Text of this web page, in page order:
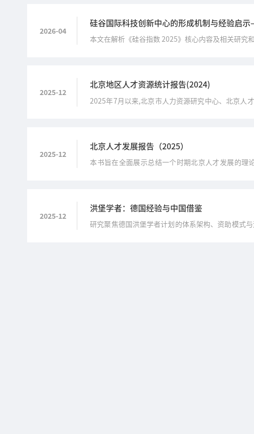
2026-04
硅谷国际科技创新中心的形成机制与经验启
本文在解析《硅谷指数 2025》核心内容及相关研究
2025-12
北京地区人才资源统计报告(2024)
2025年7月以来,北京市人力资源研究中心、北京人
2025-12
北京人才发展报告（2025）
本书旨在全面展示总结一个时期北京人才发展的理
2025-12
洪堡学者：德国经验与中国借鉴
研究聚焦德国洪堡学者计划的体系架构、资助模式